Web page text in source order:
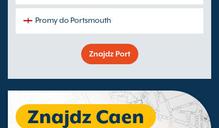
Promy do Portsmouth
Znajdz Port
Znajdz Caen